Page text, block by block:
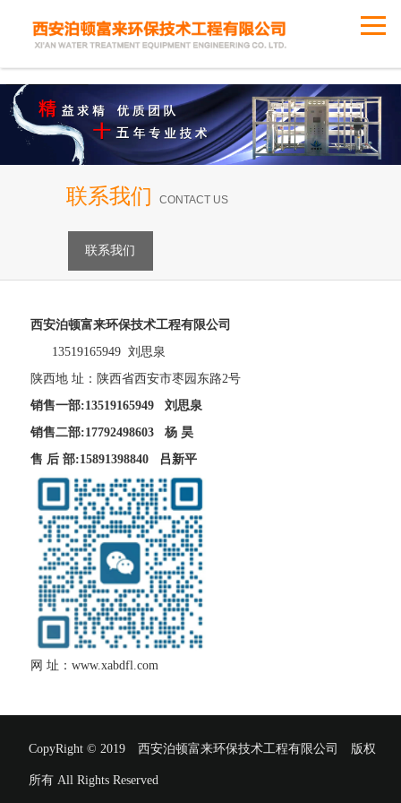
联系我们 CONTACT US
联系我们
西安泊顿富来环保技术工程有限公司
13519165949 刘思泉
陕西地 址：陕西省西安市枣园东路2号
销售一部:13519165949 刘思泉
销售二部:17792498603 杨 昊
售 后 部:15891398840 吕新平
网 址： www.xabdfl.com
CopyRight © 2019 西安泊顿富来环保技术工程有限公司 版权
所有 All Rights Reserved